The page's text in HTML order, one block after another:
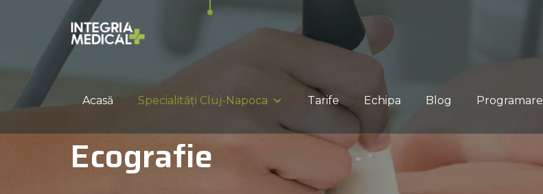
Acasă Specialități Cluj-Napoca Tarife Echipa Blog Programare
Ecografie